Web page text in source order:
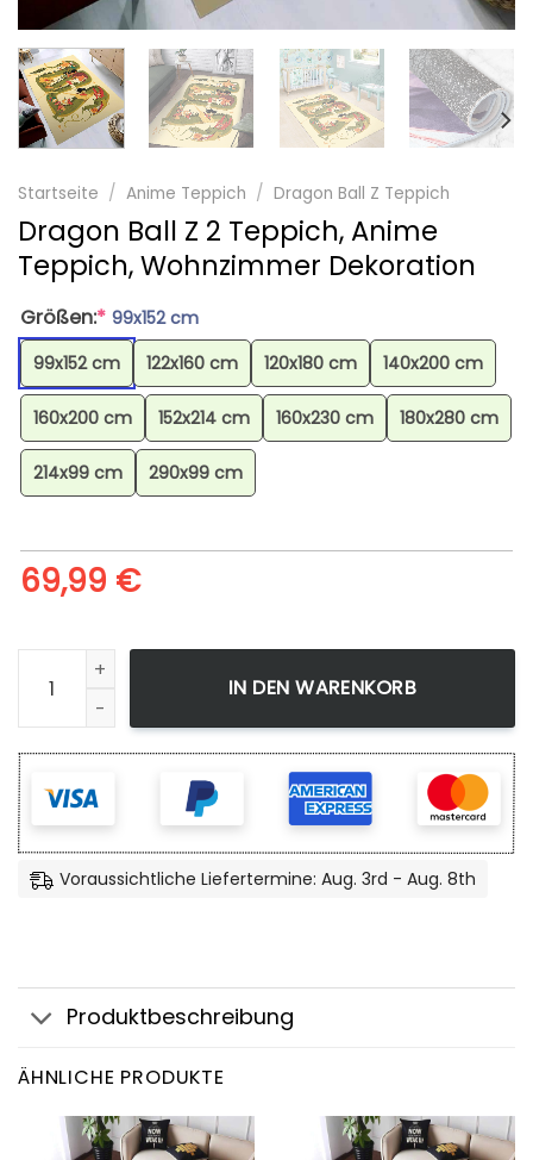
Startseite / Anime Teppich / Dragon Ball Z Teppich
Dragon Ball Z 2 Teppich, Anime
Teppich, Wohnzimmer Dekoration
Größen:* 99x152 cm
99x152 cm
122x160 cm 120x180 cm 140x200 cm
160x200 cm 152x214 cm 160x230 cm 180x280 cm
214x99 cm 290x99 cm
69,99 €
Dragon Ball Z 2 Teppich, Anime Teppich, Wohnzimmer
IN DEN WARENKORB
Voraussichtliche Liefertermine: Aug. 3rd - Aug. 8th
Produktbeschreibung
ÄHNLICHE PRODUKTE